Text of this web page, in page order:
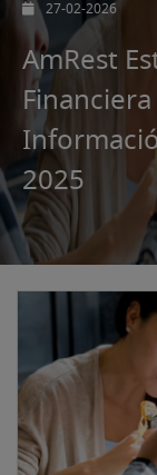
27-02-2026
AmRest
2025